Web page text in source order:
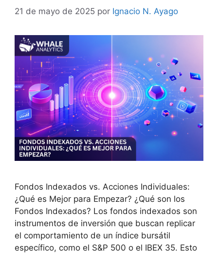
21 de mayo de 2025 por Ignacio N. Ayago
Fondos Indexados vs. Acciones Individuales:
¿Qué es Mejor para Empezar? ¿Qué son los
Fondos Indexados? Los fondos indexados son
instrumentos de inversión que buscan replicar
el comportamiento de un índice bursátil
específico, como el S&P 500 o el IBEX 35. Esto